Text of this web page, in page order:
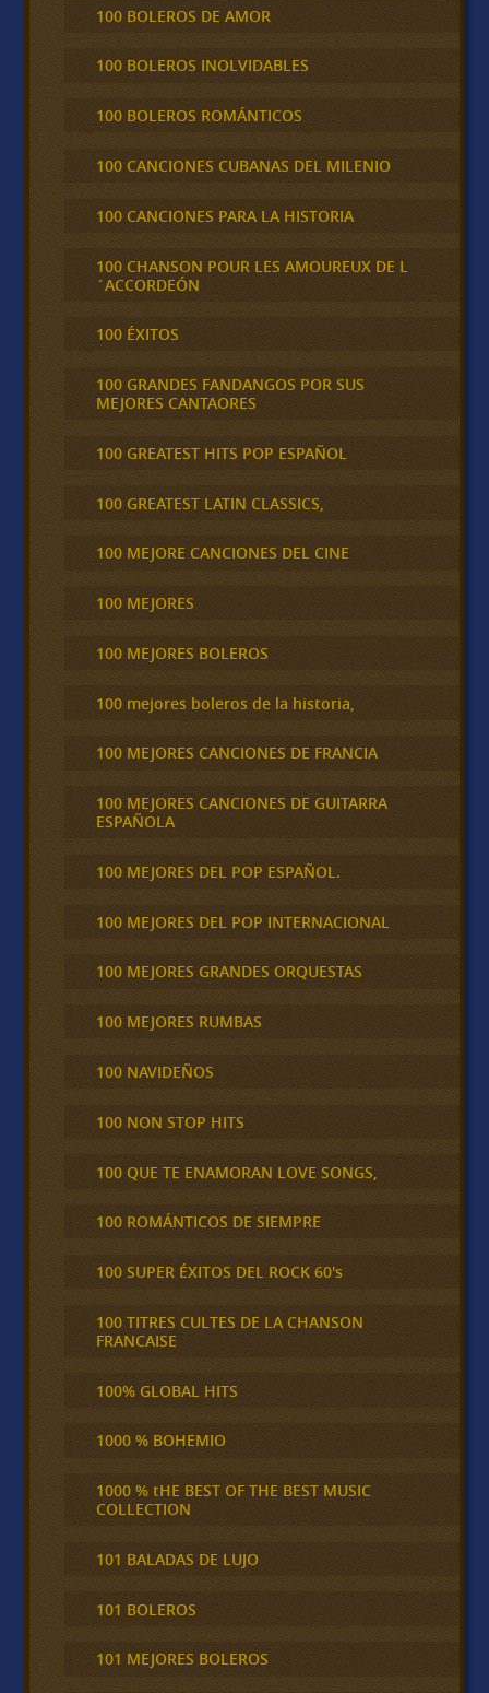
100 BOLEROS DE AMOR
100 BOLEROS INOLVIDABLES
100 BOLEROS ROMÁNTICOS
100 CANCIONES CUBANAS DEL MILENIO
100 CANCIONES PARA LA HISTORIA
100 CHANSON POUR LES AMOUREUX DE L
´ACCORDEÓN
100 ÉXITOS
100 GRANDES FANDANGOS POR SUS
MEJORES CANTAORES
100 GREATEST HITS POP ESPAÑOL
100 GREATEST LATIN CLASSICS,
100 MEJORE CANCIONES DEL CINE
100 MEJORES
100 MEJORES BOLEROS
100 mejores boleros de la historia,
100 MEJORES CANCIONES DE FRANCIA
100 MEJORES CANCIONES DE GUITARRA
ESPAÑOLA
100 MEJORES DEL POP ESPAÑOL.
100 MEJORES DEL POP INTERNACIONAL
100 MEJORES GRANDES ORQUESTAS
100 MEJORES RUMBAS
100 NAVIDEÑOS
100 NON STOP HITS
100 QUE TE ENAMORAN LOVE SONGS,
100 ROMÁNTICOS DE SIEMPRE
100 SUPER ÉXITOS DEL ROCK 60's
100 TITRES CULTES DE LA CHANSON
FRANCAISE
100% GLOBAL HITS
1000 % BOHEMIO
1000 % tHE BEST OF THE BEST MUSIC
COLLECTION
101 BALADAS DE LUJO
101 BOLEROS
101 MEJORES BOLEROS